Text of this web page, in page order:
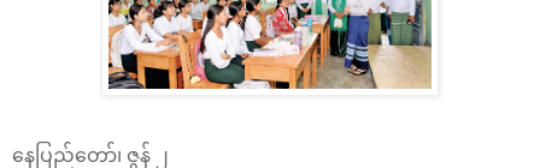
နေပြည်တော်၊ ဇွန် ၂